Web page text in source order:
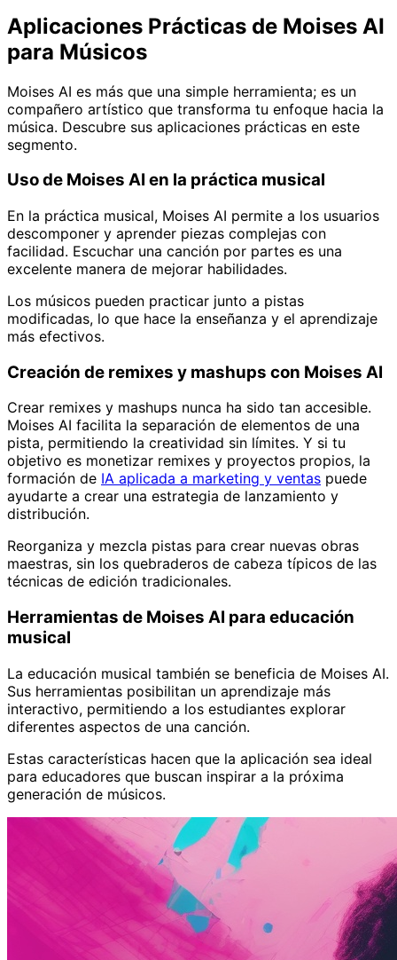
Aplicaciones Prácticas de Moises AI
para Músicos
Moises AI es más que una simple herramienta; es un
compañero artístico que transforma tu enfoque hacia la
música. Descubre sus aplicaciones prácticas en este
segmento.
Uso de Moises AI en la práctica musical
En la práctica musical, Moises AI permite a los usuarios
descomponer y aprender piezas complejas con
facilidad. Escuchar una canción por partes es una
excelente manera de mejorar habilidades.
Los músicos pueden practicar junto a pistas
modificadas, lo que hace la enseñanza y el aprendizaje
más efectivos.
Creación de remixes y mashups con Moises AI
Crear remixes y mashups nunca ha sido tan accesible.
Moises AI facilita la separación de elementos de una
pista, permitiendo la creatividad sin límites. Y si tu
objetivo es monetizar remixes y proyectos propios, la
formación de IA aplicada a marketing y ventas puede
ayudarte a crear una estrategia de lanzamiento y
distribución.
Reorganiza y mezcla pistas para crear nuevas obras
maestras, sin los quebraderos de cabeza típicos de las
técnicas de edición tradicionales.
Herramientas de Moises AI para educación
musical
La educación musical también se beneficia de Moises AI.
Sus herramientas posibilitan un aprendizaje más
interactivo, permitiendo a los estudiantes explorar
diferentes aspectos de una canción.
Estas características hacen que la aplicación sea ideal
para educadores que buscan inspirar a la próxima
generación de músicos.